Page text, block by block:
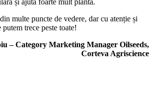
multe puncte de vedere, dar cu atenție și
putem trece peste toate!
– Category Marketing Manager Oilseeds,
Corteva Agriscience